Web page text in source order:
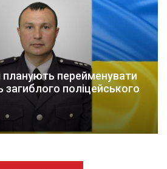
перейменувати
поліцейського